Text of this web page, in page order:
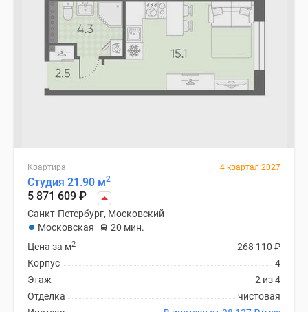
Квартира 4 квартал 2027
Студия 21.90 м2
5 871 609 ₽
Санкт-Петербург, Московский
Московская
20 мин.
268 110 ₽
Цена за м2
4
Корпус
2 из 4
Этаж
чистовая
Отделка